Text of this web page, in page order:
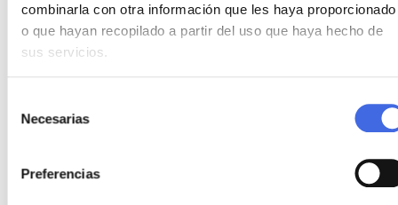
combinarla con otra información que les haya proporcionado
o que hayan recopilado a partir del uso que haya hecho de
sus servicios.
Necesarias
Preferencias
Contacta ahora